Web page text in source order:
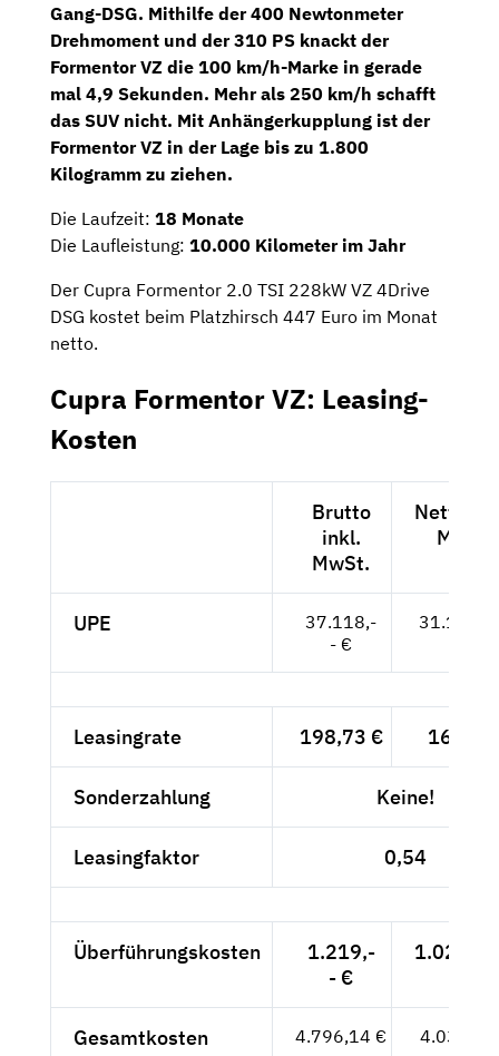
Gang-DSG. Mithilfe der 400 Newtonmeter
Drehmoment und der 310 PS knackt der
Formentor VZ die 100 km/h-Marke in gerade
mal 4,9 Sekunden. Mehr als 250 km/h schafft
das SUV nicht. Mit Anhängerkupplung ist der
Formentor VZ in der Lage bis zu 1.800
Kilogramm zu ziehen.
Die Laufzeit: 18 Monate
Die Laufleistung: 10.000 Kilometer im Jahr
Der Cupra Formentor 2.0 TSI 228kW VZ 4Drive
DSG kostet beim Platzhirsch 447 Euro im Monat
netto.
Cupra Formentor VZ: Leasing-
Kosten
Brutto
inkl.
MwSt.
Netto
MwSt.
UPE
37.118,-
- €
Leasingrate 198,73 € 167,--
Sonderzahlung Keine!
Leasingfaktor 0,54
Überführungskosten
1.219,-
- €
Gesamtkosten 4.796,14 € 4.030,37